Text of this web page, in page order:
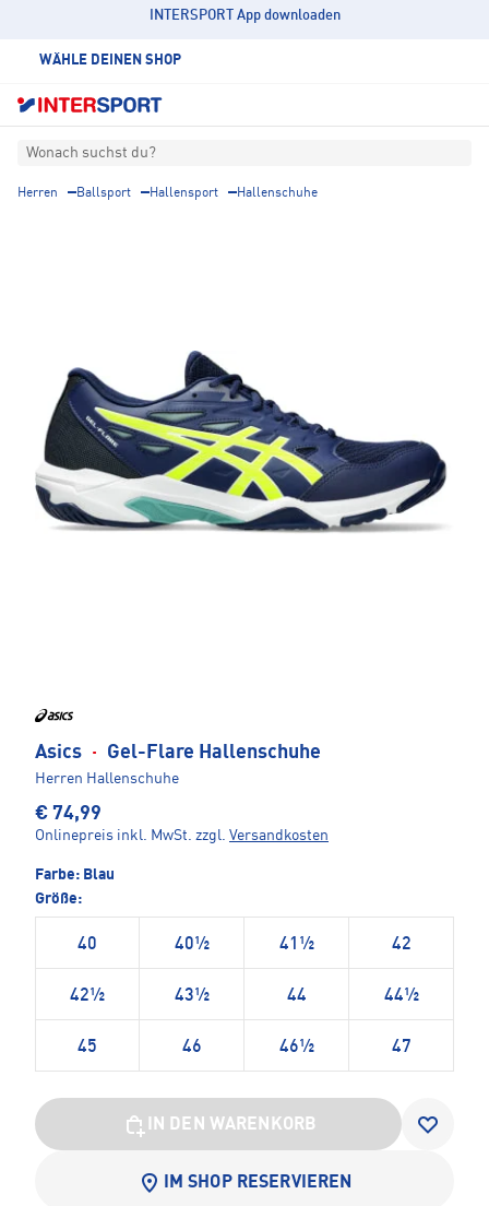
INTERSPORT App downloaden
WÄHLE DEINEN SHOP
Wonach suchst du?
Herren Ballsport Hallensport Hallenschuhe
Asics · Gel-Flare Hallenschuhe
Herren Hallenschuhe
€ 74,99
Onlinepreis inkl. MwSt. zzgl. Versandkosten
Farbe: Blau
Größe:
40 40½ 41½ 42
42½ 43½ 44 44½
45 46 46½ 47
IN DEN WARENKORB
IM SHOP RESERVIEREN